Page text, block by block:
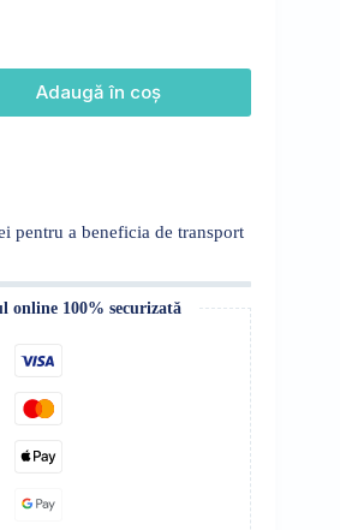
Adaugă în coș
pentru a beneficia de transport
online 100% securizată